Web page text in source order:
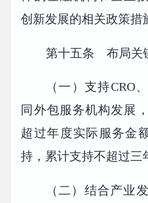
创新发展的相关政策措
第十五条 布局关
（一）支持CRO
同外包服务机构发展
超过年度实际服务金
持，累计支持不超过三
（二）结合产业